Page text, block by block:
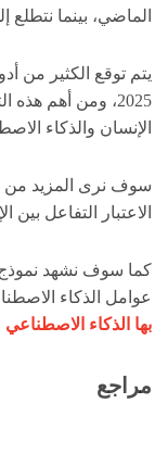
الماضي، بينما نتطلع
يتم توقع الكثير من
2025، ومن أهم
الإنسان والذكاء
سوف نرى المزيد من
الاعتبار التفاعل
كما سوف نشهد
عوامل الذكاء
بها الذكاء الاصطناعي
مراجع